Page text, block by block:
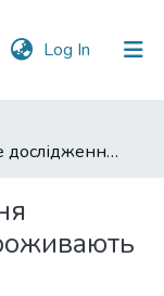
Log In (current)
Комплексне дослідження становища жінок, які проживають у сільській місцевості